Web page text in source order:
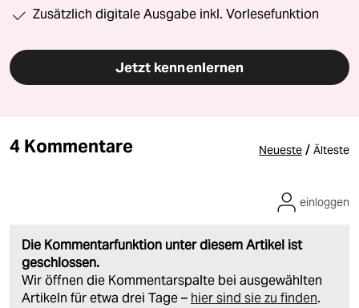
Zusätzlich digitale Ausgabe inkl. Vorlesefunktion
Jetzt kennenlernen
4 Kommentare Neueste / Älteste
Die Kommentarfunktion unter diesem Artikel ist
geschlossen.
Wir öffnen die Kommentarspalte bei ausgewählten
Artikeln für etwa drei Tage – hier sind sie zu finden.
einloggen